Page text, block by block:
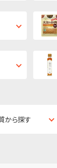
から探す